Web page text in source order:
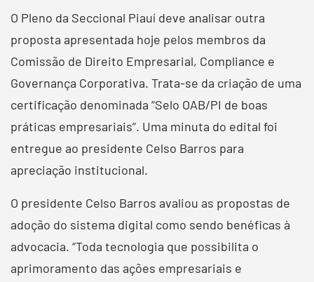
O Pleno da Seccional Piauí deve analisar outra
proposta apresentada hoje pelos membros da
Comissão de Direito Empresarial, Compliance e
Governança Corporativa. Trata-se da criação de uma
certificação denominada “Selo OAB/PI de boas
práticas empresariais”. Uma minuta do edital foi
entregue ao presidente Celso Barros para
apreciação institucional.
O presidente Celso Barros avaliou as propostas de
adoção do sistema digital como sendo benéficas à
advocacia. “Toda tecnologia que possibilita o
aprimoramento das ações empresariais e